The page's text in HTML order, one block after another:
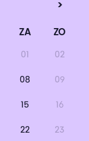
>
ZA ZO
01 02
08 09
15 16
22 23